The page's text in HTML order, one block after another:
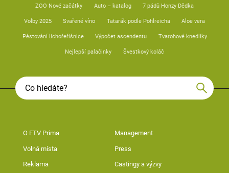
ZOO Nové začátky Auto – katalog 7 pádů Honzy Dědka
Volby 2025 Svařené víno Tatarák podle Pohlreicha Aloe vera
Pěstování lichořeřišnice Výpočet ascendentu Tvarohové knedlíky
Nejlepší palačinky Švestkový koláč
O FTV Prima Management
Volná místa Press
Reklama Castingy a výzvy